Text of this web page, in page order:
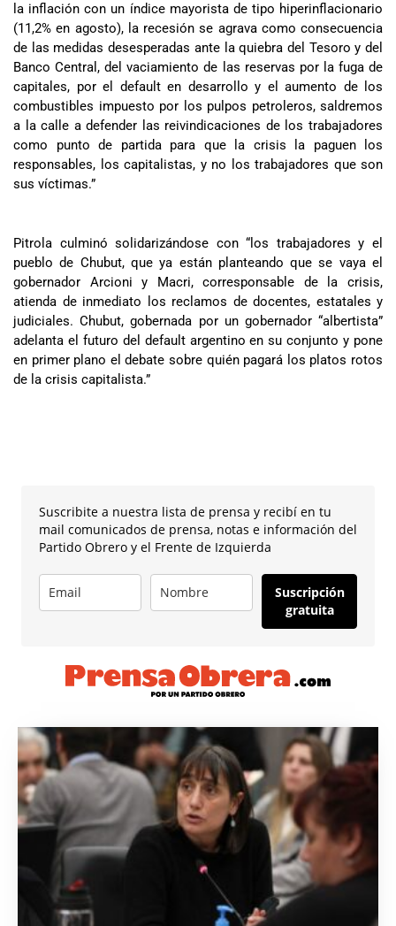
la inflación con un índice mayorista de tipo hiperinflacionario
(11,2% en agosto), la recesión se agrava como consecuencia
de las medidas desesperadas ante la quiebra del Tesoro y del
Banco Central, del vaciamiento de las reservas por la fuga de
capitales, por el default en desarrollo y el aumento de los
combustibles impuesto por los pulpos petroleros, saldremos
a la calle a defender las reivindicaciones de los trabajadores
como punto de partida para que la crisis la paguen los
responsables, los capitalistas, y no los trabajadores que son
sus víctimas.”
Pitrola culminó solidarizándose con “los trabajadores y el
pueblo de Chubut, que ya están planteando que se vaya el
gobernador Arcioni y Macri, corresponsable de la crisis,
atienda de inmediato los reclamos de docentes, estatales y
judiciales. Chubut, gobernada por un gobernador “albertista”
adelanta el futuro del default argentino en su conjunto y pone
en primer plano el debate sobre quién pagará los platos rotos
de la crisis capitalista.”
Suscribite a nuestra lista de prensa y recibí en tu
mail comunicados de prensa, notas e información del
Partido Obrero y el Frente de Izquierda
Suscripción
gratuita